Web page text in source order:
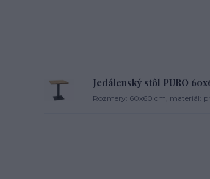
Jedálenský stôl PURO
Rozmery: 60x60 cm, materiál: